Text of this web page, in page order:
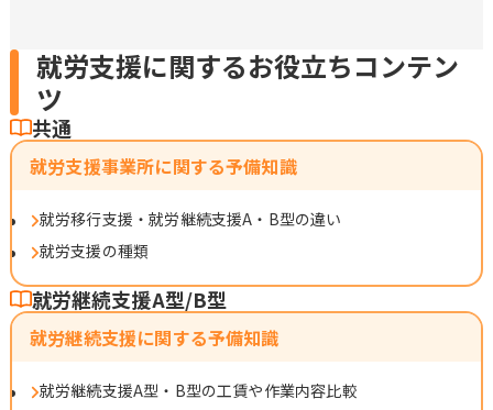
就労支援に関するお役立ちコンテン
ツ
共通
就労支援事業所に関する予備知識
就労移行支援・就労継続支援A・B型の違い
就労支援の種類
就労継続支援A型/B型
就労継続支援に関する予備知識
就労継続支援A型・B型の工賃や作業内容比較